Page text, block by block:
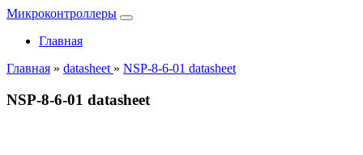
Микроконтроллеры
Главная
Главная » datasheet » NSP-8-6-01 datasheet
NSP-8-6-01 datasheet